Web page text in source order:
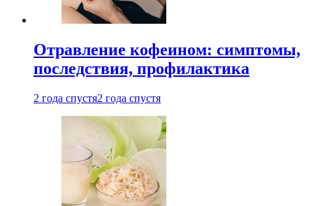
Отравление кофеином: симптомы,
последствия, профилактика
2 года спустя2 года спустя